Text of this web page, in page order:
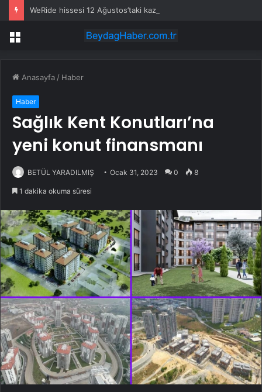
Menü
Anasayfa / Haber
Haber
Sağlık Kent Konutları’na
yeni konut finansmanı
BETÜL YARADILMIŞ Ocak 31, 2023 0 8
1 dakika okuma süresi